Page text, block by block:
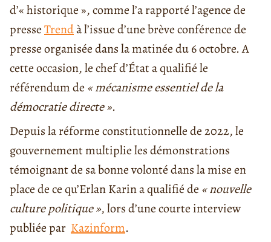
d’« historique », comme l’a rapporté l’agence de
presseTrendà l’issue d’une brève conférence de
presse organisée dans la matinée du 6 octobre. A
cette occasion, le chef d’État a qualifié le
référendum de « mécanisme essentiel de la
démocratie directe ».
Depuis la réforme constitutionnelle de 2022, le
gouvernement multiplie les démonstrations
témoignant de sa bonne volonté dans la mise en
place de ce qu’Erlan Karin a qualifié de « nouvelle
culture politique », lors d’une courte interview
publiée par Kazinform.